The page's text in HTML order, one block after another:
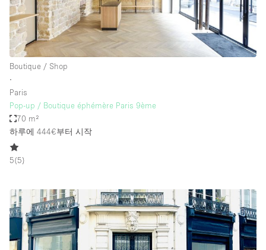
Boutique / Shop
∙
Paris
Pop-up / Boutique éphémère Paris 9ème
70 m²
하루에 444€부터 시작
5(5)